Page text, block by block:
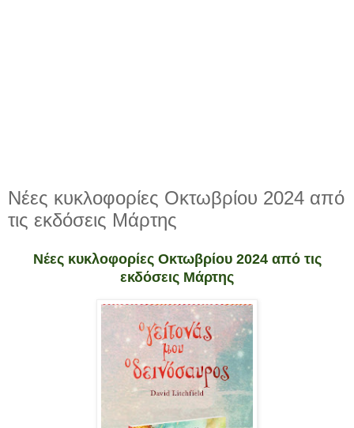
Νέες κυκλοφορίες Οκτωβρίου 2024 από
τις εκδόσεις Μάρτης
Νέες κυκλοφορίες Οκτωβρίου 2024 από τις
εκδόσεις Μάρτης